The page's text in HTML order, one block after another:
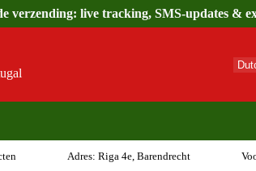
verzending: live tracking, SMS-updates &
Adres: Riga 4e, Barendrecht